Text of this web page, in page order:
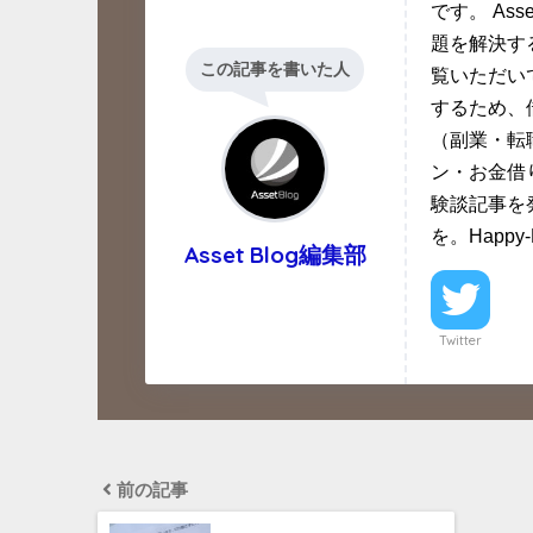
この記事を書いた人
Asset Blog編集部
です。
題を解決す
覧いただい
するため、
（副業・
ン・お金
験談記事を
を。Happy-
Twitter
前の記事